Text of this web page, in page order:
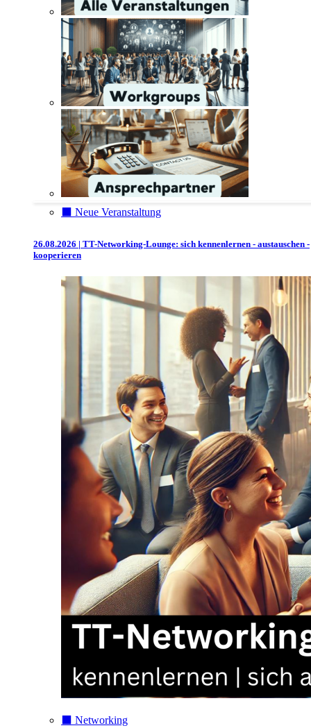
⬛️ Neue Veranstaltung
26.08.2026 | TT-Networking-Lounge: sich kennenlernen - austauschen -
kooperieren
⬛️ Networking